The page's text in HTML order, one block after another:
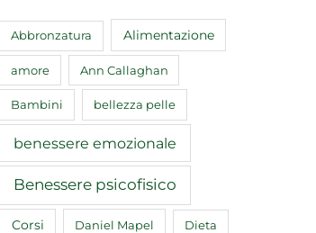
Abbronzatura Alimentazione
amore Ann Callaghan
Bambini bellezza pelle
benessere emozionale
Benessere psicofisico
Corsi Daniel Mapel Dieta